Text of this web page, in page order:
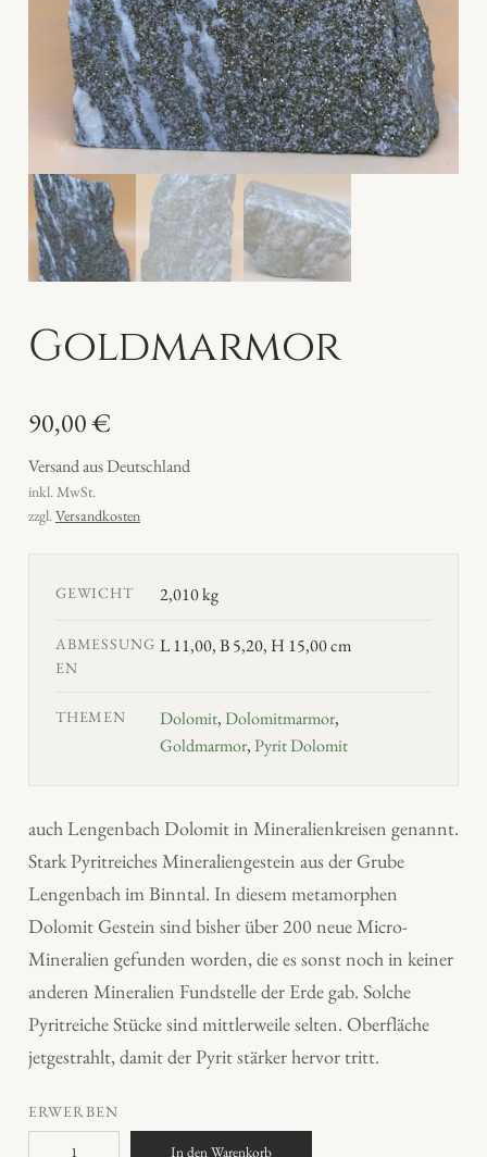
Goldmarmor
90,00€
Versand aus Deutschland
inkl. MwSt.
zzgl.Versandkosten
GEWICHT 2,010 kg
ABMESSUNG
EN
L 11,00, B 5,20, H 15,00 cm
THEMEN Dolomit,Dolomitmarmor,
Goldmarmor,Pyrit Dolomit
auch Lengenbach Dolomit in Mineralienkreisen genannt.
Stark Pyritreiches Mineraliengestein aus der Grube
Lengenbach im Binntal. In diesem metamorphen
Dolomit Gestein sind bisher über 200 neue Micro-
Mineralien gefunden worden, die es sonst noch in keiner
anderen Mineralien Fundstelle der Erde gab. Solche
Pyritreiche Stücke sind mittlerweile selten. Oberfläche
jetgestrahlt, damit der Pyrit stärker hervor tritt.
ERWERBEN
In den Warenkorb